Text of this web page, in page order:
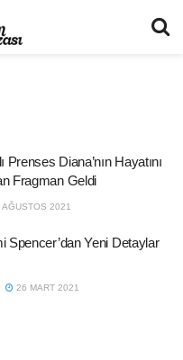
Diana’nın Hayatını
Fragman Geldi
AĞUSTOS 2021
Spencer’dan Yeni Detaylar
26 MART 2021